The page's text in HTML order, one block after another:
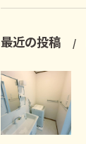
最近の投稿